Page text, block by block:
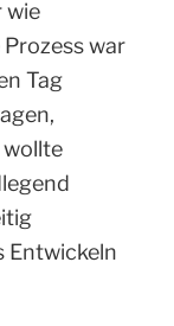
wie
war
Tag
Entwickeln